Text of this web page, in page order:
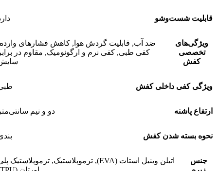
قابلیت شست‌وشو
ویژگی‌های
تخصصی
کفش
ضد آب, قابلیت گردش هوا , کاهش فشارهای وارده
کفی طبی, کفی نرم و ارگونومیک, مقاوم در
ویژگی کفی داخلی کفش
ارتفاع پاشنه دو و نیم
نحوه بسته شدن کفش
جنس
اتیلن وینیل استات (EVA) , ترموپلاستیک, ترموپلاستیک